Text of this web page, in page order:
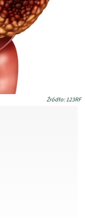
Źródło: 123RF